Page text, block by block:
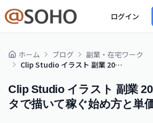
ログイン
ホーム ブログ
副業・在宅ワーク
Clip Studio イラスト 副業 2026｜クリスタで描いて稼ぐ始め方と単価の決め方
Clip Studio イラスト 副業
タで描いて稼ぐ始め方と単